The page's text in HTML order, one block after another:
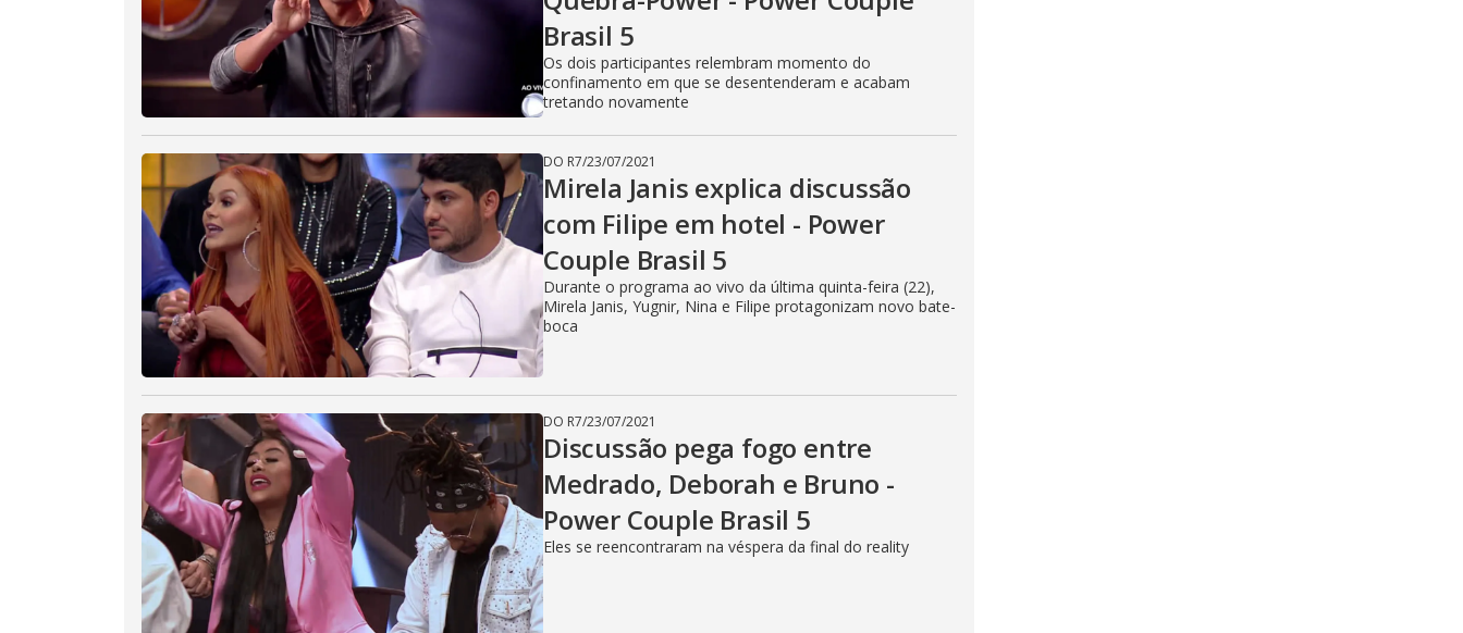
Brasil 5
Os dois participantes relembram momento do
confinamento em que se desentenderam e acabam
tretando novamente
DO R7/23/07/2021
Mirela Janis explica discussão
com Filipe em hotel - Power
Couple Brasil 5
Durante o programa ao vivo da última quinta-feira (22),
Mirela Janis, Yugnir, Nina e Filipe protagonizam novo bate-
boca
DO R7/23/07/2021
Discussão pega fogo entre
Medrado, Deborah e Bruno -
Power Couple Brasil 5
Eles se reencontraram na véspera da final do reality